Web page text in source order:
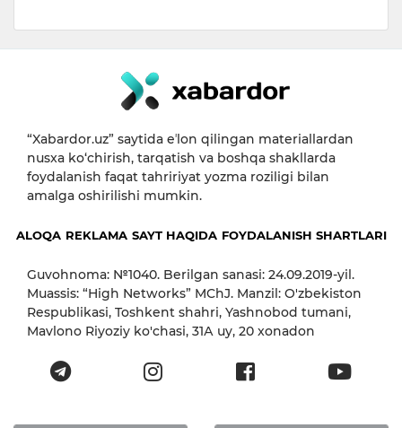
“Xabardor.uz” saytida eʼlon qilingan materiallardan
nusxa ko‘chirish, tarqatish va boshqa shakllarda
foydalanish faqat tahririyat yozma roziligi bilan
amalga oshirilishi mumkin.
ALOQA REKLAMA SAYT HAQIDA FOYDALANISH SHARTLARI
Guvohnoma: №1040. Berilgan sanasi: 24.09.2019-yil.
Muassis: “High Networks” MChJ. Manzil: O'zbekiston
Respublikasi, Toshkent shahri, Yashnobod tumani,
Mavlono Riyoziy ko'chasi, 31А uy, 20 xonadon